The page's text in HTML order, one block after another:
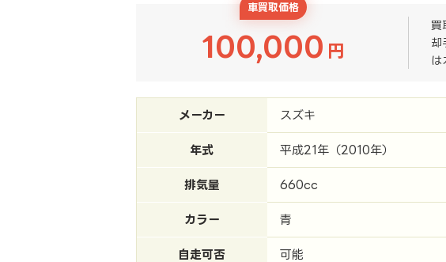
車買取価格
100,000 円
買
却
は
メーカー スズキ
年式 平成21年（2010年）
排気量 660cc
カラー 青
自走可否 可能